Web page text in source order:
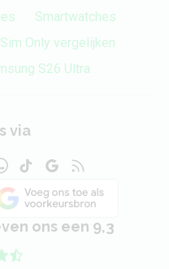
Smartwatches
Sim Only vergelijken
S26 Ultra
via
ons een 9,3